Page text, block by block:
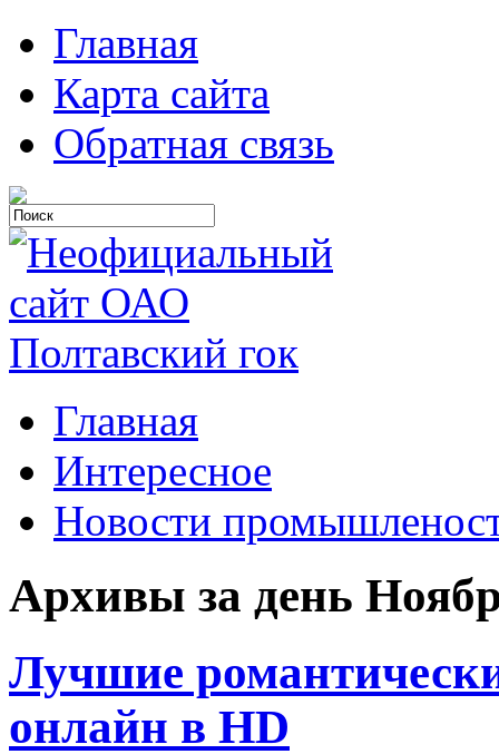
Главная
Карта сайта
Обратная связь
Главная
Интересное
Новости
Архивы за день
Лучшие
онлайн в HD